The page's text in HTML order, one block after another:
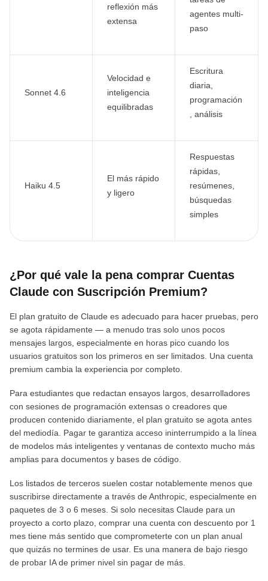
reflexión más
extensa
agentes multi-
paso
Sonnet 4.6
Velocidad e
inteligencia
equilibradas
Escritura
diaria,
programación
, análisis
Haiku 4.5
El más rápido
y ligero
Respuestas
rápidas,
resúmenes,
búsquedas
simples
¿Por qué vale la pena comprar Cuentas
Claude con Suscripción Premium?
El plan gratuito de Claude es adecuado para hacer pruebas, pero
se agota rápidamente — a menudo tras solo unos pocos
mensajes largos, especialmente en horas pico cuando los
usuarios gratuitos son los primeros en ser limitados. Una cuenta
premium cambia la experiencia por completo.
Para estudiantes que redactan ensayos largos, desarrolladores
con sesiones de programación extensas o creadores que
producen contenido diariamente, el plan gratuito se agota antes
del mediodía. Pagar te garantiza acceso ininterrumpido a la línea
de modelos más inteligentes y ventanas de contexto mucho más
amplias para documentos y bases de código.
Los listados de terceros suelen costar notablemente menos que
suscribirse directamente a través de Anthropic, especialmente en
paquetes de 3 o 6 meses. Si solo necesitas Claude para un
proyecto a corto plazo, comprar una cuenta con descuento por 1
mes tiene más sentido que comprometerte con un plan anual
que quizás no termines de usar. Es una manera de bajo riesgo
de probar IA de primer nivel sin pagar de más.